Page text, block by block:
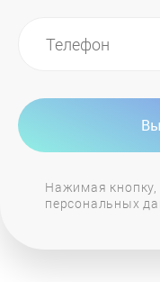
Нажимая кнопку,
персональных